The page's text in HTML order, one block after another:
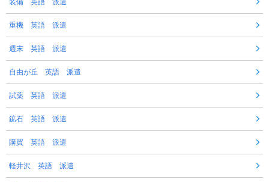
装備 英語 派遣
重機 英語 派遣
週末 英語 派遣
自由が丘 英語 派遣
試薬 英語 派遣
鉱石 英語 派遣
購買 英語 派遣
軽井沢 英語 派遣